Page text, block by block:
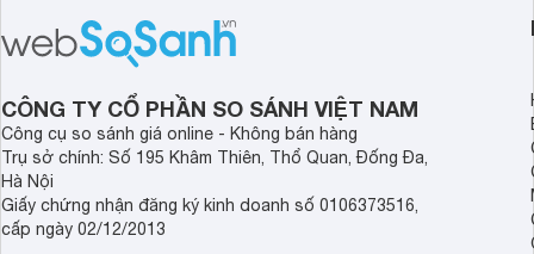
CÔNG TY CỔ PHẦN SO SÁNH VIỆT NAM
Công cụ so sánh giá online - Không bán hàng
Trụ sở chính: Số 195 Khâm Thiên, Thổ Quan, Đống Đa,
Hà Nội
Giấy chứng nhận đăng ký kinh doanh số 0106373516,
cấp ngày 02/12/2013